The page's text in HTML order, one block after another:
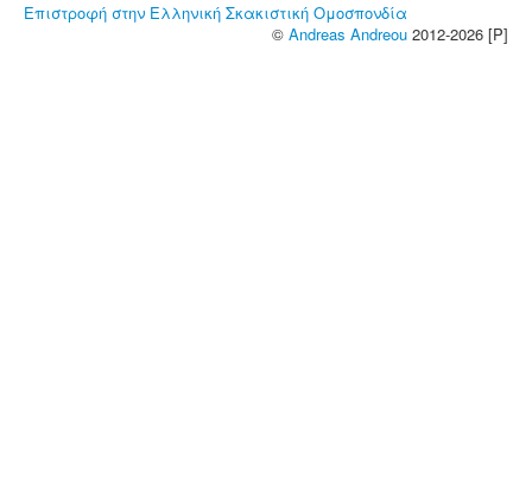
Επιστροφή στην Ελληνική Σκακιστική Ομοσπονδία
© Andreas Andreou 2012-2026 [P]